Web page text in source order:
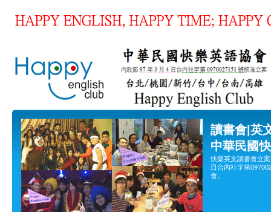
讀書會|英
中華民國
快樂英文讀書會立
日台內社字第
會。